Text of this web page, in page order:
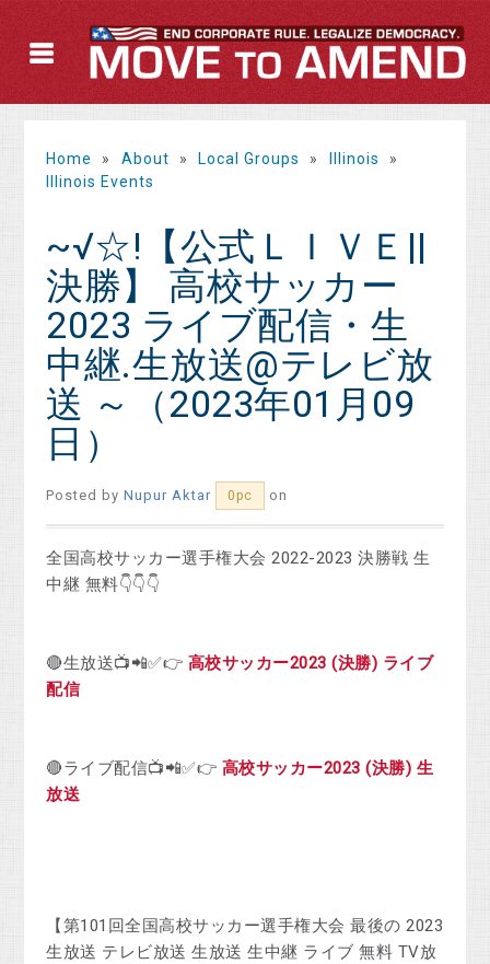
Home » About » Local Groups » Illinois
»
Illinois Events
~√☆!【公式ＬＩＶＥ||
決勝】 高校サッカー
2023 ライブ配信・生
中継.生放送@テレビ放
送 ～（2023年01月09
日）
Posted byNupur Aktar 0pc on
全国高校サッカー選手権大会 2022-2023 決勝戦 生
中継 無料👇👇👇
🔴生放送📺📲✅👉 高校サッカー2023 (決勝) ライブ
配信
🔴ライブ配信📺📲✅👉 高校サッカー2023 (決勝) 生
放送
【第101回全国高校サッカー選手権大会 最後の 2023
生放送 テレビ放送 生放送 生中継 ライブ 無料 TV放